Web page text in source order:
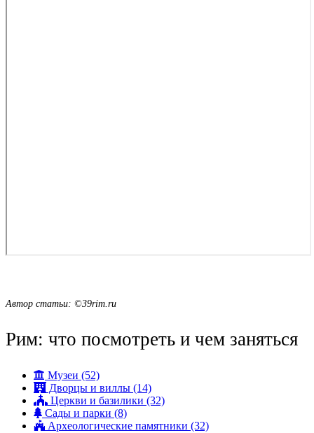
Автор статьи: ©39rim.ru
Рим: что посмотреть и чем заняться
Музеи (52)
Дворцы и виллы (14)
Церкви и базилики (32)
Сады и парки (8)
Археологические памятники (32)